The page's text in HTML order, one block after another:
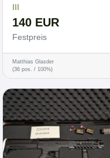
III
140 EUR
Festpreis
Matthias Glasder
(36 pos. / 100%)